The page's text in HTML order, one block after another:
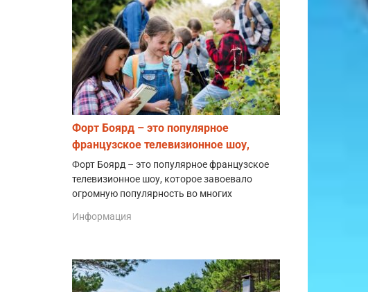
Форт Боярд – это популярное
французское телевизионное шоу,
Форт Боярд – это популярное французское
телевизионное шоу, которое завоевало
огромную популярность во многих
Информация